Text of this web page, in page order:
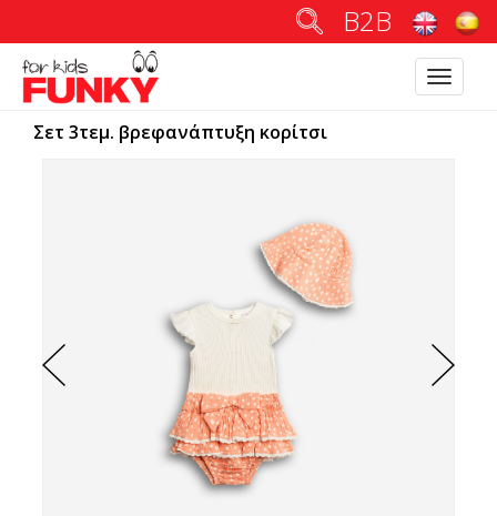
B2B
Toggle
Σετ 3τεμ. βρεφανάπτυξη κορίτσι